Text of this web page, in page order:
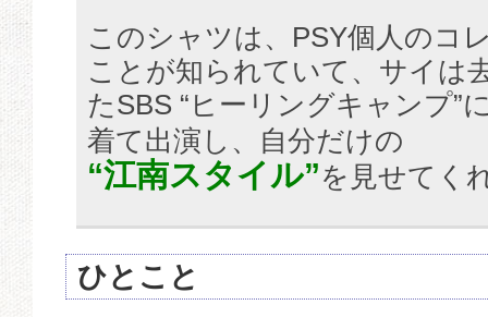
このシャツは、PSY個人のコ
ことが知られていて、サイは
たSBS “ヒーリングキャンプ”
着て出演し、自分だけの
“江南スタイル”を見せてく
ひとこと